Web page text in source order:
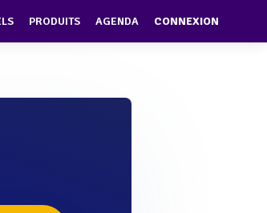
PRODUITS AGENDA CONNEXION